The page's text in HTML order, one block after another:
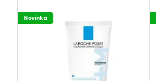
Novinka